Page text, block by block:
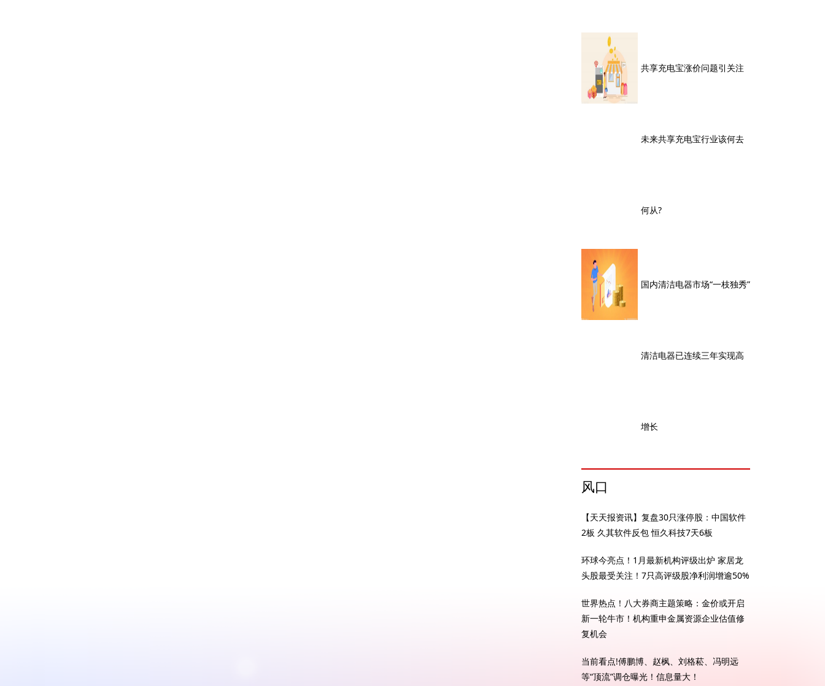
共享充电宝涨价问题引关注
未来共享充电宝行业该何去
何从?
国内清洁电器市场“一枝独秀”
清洁电器已连续三年实现高
增长
风口
【天天报资讯】复盘30只涨停股：中国软件
2板 久其软件反包 恒久科技7天6板
环球今亮点！1月最新机构评级出炉 家居龙
头股最受关注！7只高评级股净利润增逾50%
世界热点！八大券商主题策略：金价或开启
新一轮牛市！机构重申金属资源企业估值修
复机会
当前看点!傅鹏博、赵枫、刘格菘、冯明远
等“顶流”调仓曝光！信息量大！